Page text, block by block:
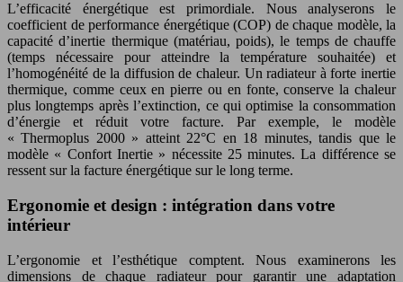
L’efficacité énergétique est primordiale. Nous analyserons le
coefficient de performance énergétique (COP) de chaque modèle, la
capacité d’inertie thermique (matériau, poids), le temps de chauffe
(temps nécessaire pour atteindre la température souhaitée) et
l’homogénéité de la diffusion de chaleur. Un radiateur à forte inertie
thermique, comme ceux en pierre ou en fonte, conserve la chaleur
plus longtemps après l’extinction, ce qui optimise la consommation
d’énergie et réduit votre facture. Par exemple, le modèle
« Thermoplus 2000 » atteint 22°C en 18 minutes, tandis que le
modèle « Confort Inertie » nécessite 25 minutes. La différence se
ressent sur la facture énergétique sur le long terme.
Ergonomie et design : intégration dans votre
intérieur
L’ergonomie et l’esthétique comptent. Nous examinerons les
dimensions de chaque radiateur pour garantir une adaptation